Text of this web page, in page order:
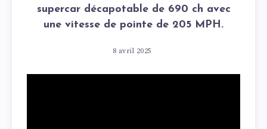
supercar décapotable de 690 ch avec
une vitesse de pointe de 205 MPH.
8 avril 2025